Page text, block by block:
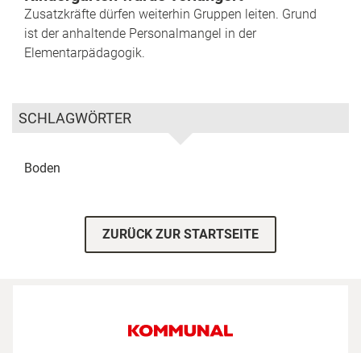
Zusatzkräfte dürfen weiterhin Gruppen leiten. Grund
ist der anhaltende Personalmangel in der
Elementarpädagogik.
SCHLAGWÖRTER
Boden
ZURÜCK ZUR STARTSEITE